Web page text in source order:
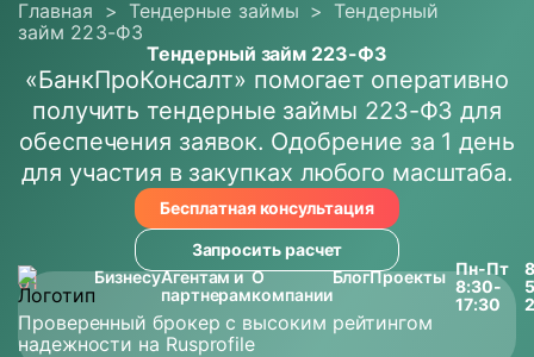
БизнесуАгентам и
партнерам
О
компании
БлогПроекты Пн-Пт
8:30-
17:30
Главная > Тендерные займы > Тендерный
займ 223-ФЗ
Тендерный займ 223-ФЗ
«БанкПроКонсалт» помогает оперативно
получить тендерные займы 223-ФЗ для
обеспечения заявок. Одобрение за 1 день
для участия в закупках любого масштаба.
Бесплатная консультация
Запросить расчет
Проверенный брокер с высоким рейтингом
надежности на Rusprofile